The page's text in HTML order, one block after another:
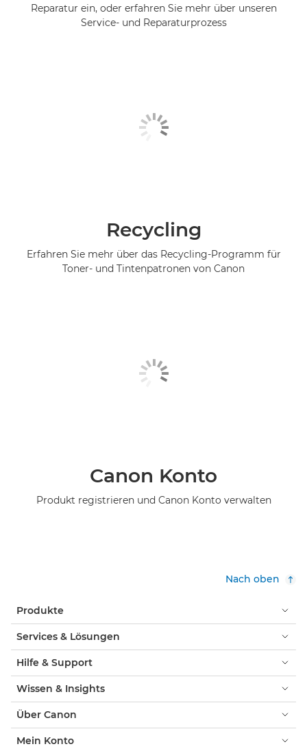
Reparatur ein, oder erfahren Sie mehr über unseren
Service- und Reparaturprozess
Recycling
Erfahren Sie mehr über das Recycling-Programm für
Toner- und Tintenpatronen von Canon
Canon Konto
Produkt registrieren und Canon Konto verwalten
Nach oben
Produkte
Services & Lösungen
Hilfe & Support
Wissen & Insights
Über Canon
Mein Konto